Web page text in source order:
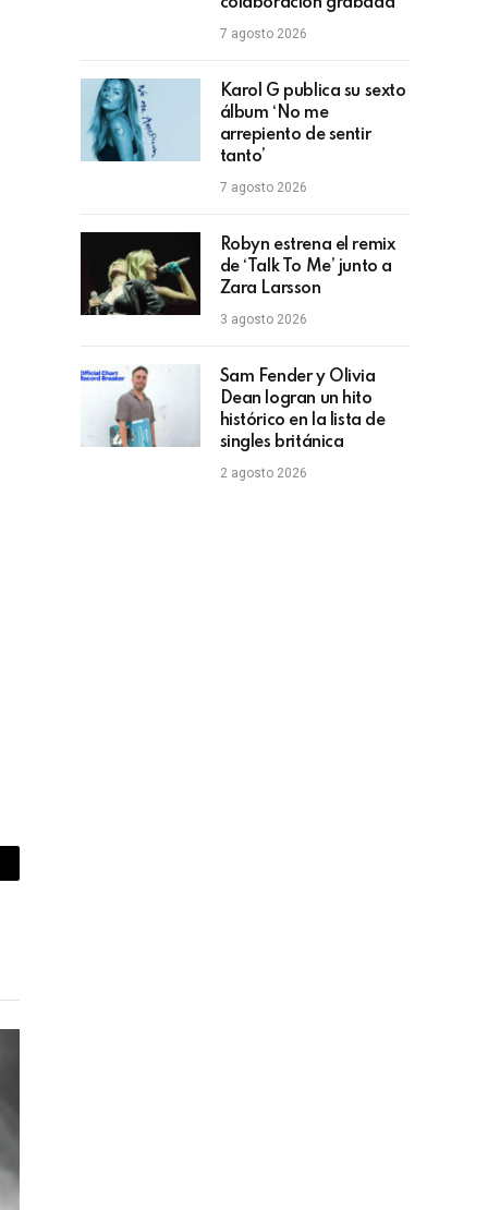
7 agosto 2026
Karol G publica su sexto
álbum ‘No me
arrepiento de sentir
tanto’
7 agosto 2026
Robyn estrena el remix
de ‘Talk To Me’ junto a
Zara Larsson
3 agosto 2026
Sam Fender y Olivia
Dean logran un hito
histórico en la lista de
singles británica
2 agosto 2026